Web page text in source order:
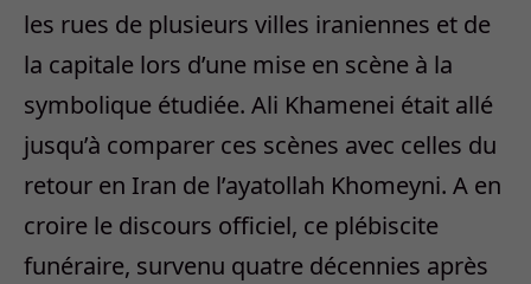
les rues de plusieurs villes iraniennes et de
la capitale lors d’une mise en scène à la
symbolique étudiée. Ali Khamenei était allé
jusqu’à comparer ces scènes avec celles du
retour en Iran de l’ayatollah Khomeyni. A en
croire le discours officiel, ce plébiscite
funéraire, survenu quatre décennies après